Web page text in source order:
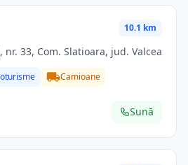
10.1 km
33, Com. Slatioara, jud. Valcea
Camioane
Sună